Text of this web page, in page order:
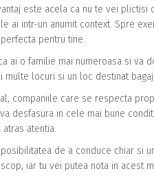
este acela ca nu te vei
ai intr-un anumit context. Spre
pentru tine.
ai o familie mai numeroasa si va
multe locuri si un loc destinat
companiile care se respecta
desfasura in cele mai bune
atentia.
de a conduce chiar si
iar tu vei putea nota in acest